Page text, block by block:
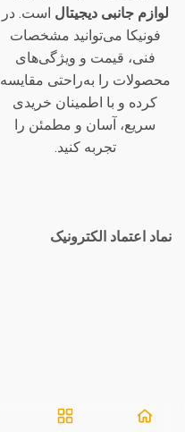
لوازم جانبی دیجیتال است. در
فونیکا می‌توانید مشخصات
فنی، قیمت و ویژگی‌های
محصولات را به‌راحتی مقایسه
کرده و با اطمینان خریدی
سریع، آسان و مطمئن را
تجربه کنید.
نماد اعتماد الکترونیک